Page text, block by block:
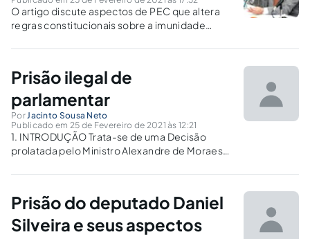
O artigo discute aspectos de PEC que altera
regras constitucionais sobre a imunidade
Prisão ilegal de
parlamentar
PorJacinto Sousa Neto
Publicado em 25 de Fevereiro de 2021 às 12:21
1. INTRODUÇÃO Trata-se de uma Decisão
prolatada pelo Ministro Alexandre de Moraes
no Inquérito Administrativo nº 4.781-DF,
14/03/2019, da lavra do então Presidente do
STF, Dias...
Prisão do deputado Daniel
Silveira e seus aspectos